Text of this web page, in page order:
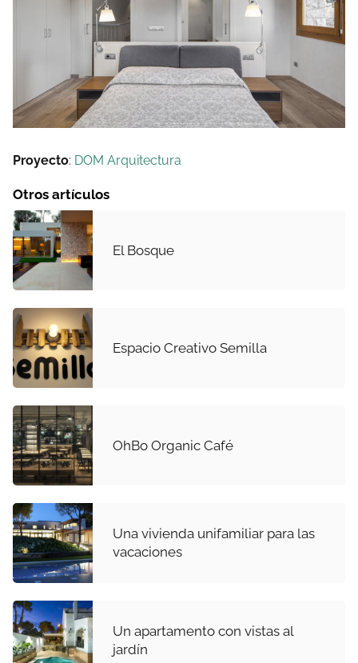
Proyecto: DOM Arquitectura
Otros artículos
El Bosque
Espacio Creativo Semilla
OhBo Organic Café
Una vivienda unifamiliar para las
vacaciones
Un apartamento con vistas al
jardín